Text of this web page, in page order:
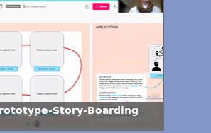
Story-Boarding